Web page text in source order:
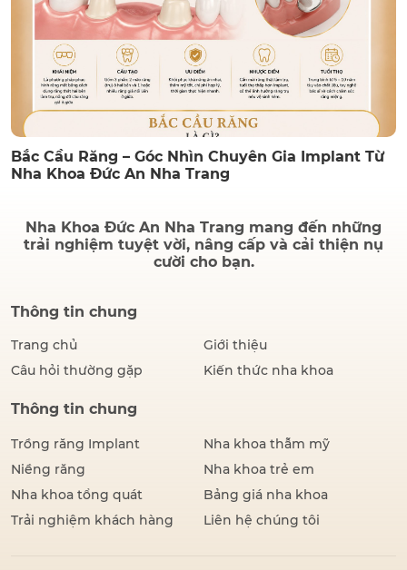
Bắc Cầu Răng – Góc Nhìn Chuyên Gia Implant Từ
Nha Khoa Đức An Nha Trang
Nha Khoa Đức An Nha Trang mang đến những
trải nghiệm tuyệt vời, nâng cấp và cải thiện nụ
cười cho bạn.
Thông tin chung
Trang chủ
Giới thiệu
Câu hỏi thường gặp
Kiến thức nha khoa
Thông tin chung
Trồng răng Implant
Nha khoa thẫm mỹ
Niềng răng
Nha khoa trẻ em
Nha khoa tổng quát
Bảng giá nha khoa
Trải nghiệm khách hàng
Liên hệ chúng tôi